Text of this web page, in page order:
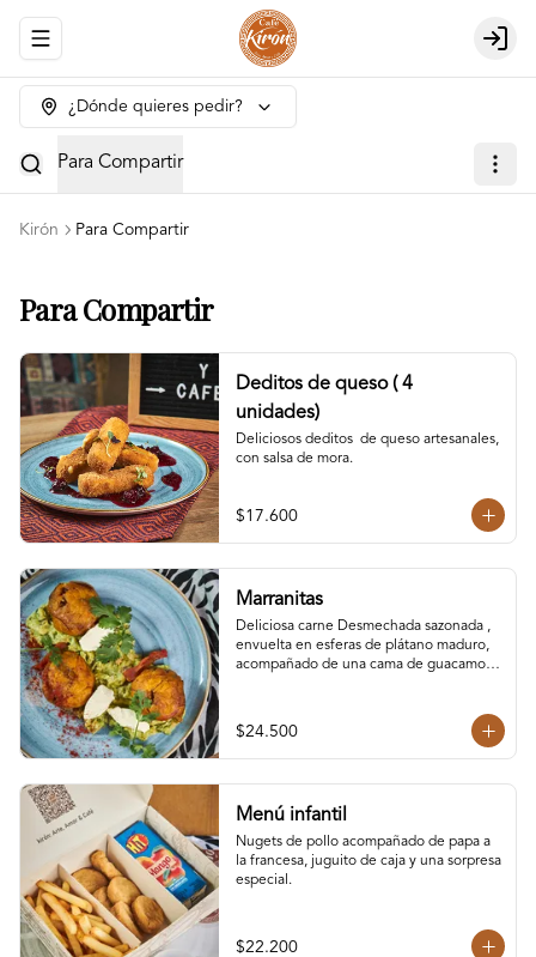
Abrir menu de navegación Login
¿Dónde quieres pedir?
Para Compartir
Kirón Para Compartir
Para Compartir
Deditos de queso ( 4
unidades)
Deliciosos deditos  de queso artesanales,
con salsa de mora.
$17.600
Marranitas
Deliciosa carne Desmechada sazonada ,
envuelta en esferas de plátano maduro,
acompañado de una cama de guacamole
3 personas.
$24.500
Menú infantil
Nugets de pollo acompañado de papa a
la francesa, juguito de caja y una sorpresa
especial.
$22.200